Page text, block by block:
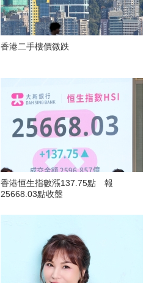
香港二手樓價微跌
香港恒生指數漲137.75點 報
25668.03點收盤